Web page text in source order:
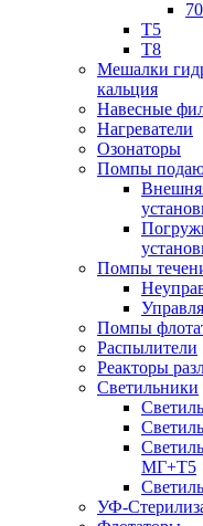
Т5
Т8
Мешалки
кальция
Навесные
Нагреватели
Озонаторы
Помпы
Помпы
Помпы
Распылители
Реакторы
Светильники
МГ+T5
УФ-